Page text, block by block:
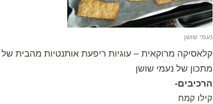
נעמי שושן
קלאסיקה מרוקאית – עוגיות ריפעת אותנטיות מהבית
מתכון של נעמי שושן
הרכיבים-
קילו קמח